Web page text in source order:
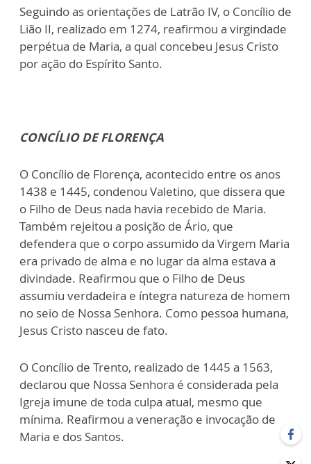
Seguindo as orientações de Latrão IV, o Concílio de
Lião II, realizado em 1274, reafirmou a virgindade
perpétua de Maria, a qual concebeu Jesus Cristo
por ação do Espírito Santo.
CONCÍLIO DE FLORENÇA
O Concílio de Florença, acontecido entre os anos
1438 e 1445, condenou Valetino, que dissera que
o Filho de Deus nada havia recebido de Maria.
Também rejeitou a posição de Ário, que
defendera que o corpo assumido da Virgem Maria
era privado de alma e no lugar da alma estava a
divindade. Reafirmou que o Filho de Deus
assumiu verdadeira e íntegra natureza de homem
no seio de Nossa Senhora. Como pessoa humana,
Jesus Cristo nasceu de fato.
O Concílio de Trento, realizado de 1445 a 1563,
declarou que Nossa Senhora é considerada pela
Igreja imune de toda culpa atual, mesmo que
mínima. Reafirmou a veneração e invocação de
Maria e dos Santos.